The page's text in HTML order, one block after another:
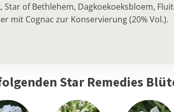
of Bethlehem, Dagkoekoeksbloem,
mit Cognac zur Konservierung (20% Vol.).
Star Remedies